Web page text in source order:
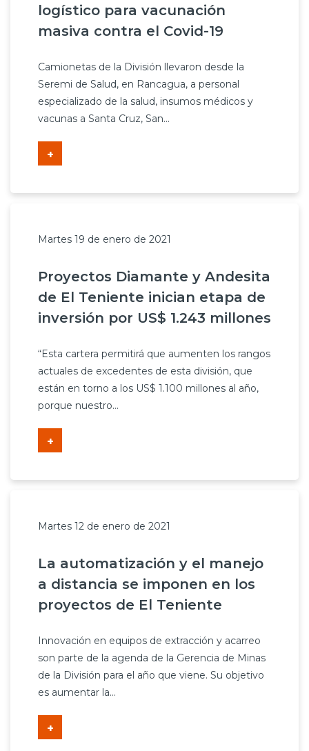
logístico para vacunación
masiva contra el Covid-19
Camionetas de la División llevaron desde la
Seremi de Salud, en Rancagua, a personal
especializado de la salud, insumos médicos y
vacunas a Santa Cruz, San...
+
Martes 19 de enero de 2021
Proyectos Diamante y Andesita
de El Teniente inician etapa de
inversión por US$ 1.243 millones
“Esta cartera permitirá que aumenten los rangos
actuales de excedentes de esta división, que
están en torno a los US$ 1.100 millones al año,
porque nuestro...
+
Martes 12 de enero de 2021
La automatización y el manejo
a distancia se imponen en los
proyectos de El Teniente
Innovación en equipos de extracción y acarreo
son parte de la agenda de la Gerencia de Minas
de la División para el año que viene. Su objetivo
es aumentar la...
+